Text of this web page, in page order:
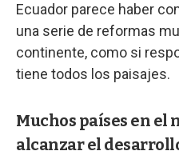
Ecuador parece haber
una serie de reformas
continente, como si
tiene todos los paisajes.
Muchos países en el
alcanzar el